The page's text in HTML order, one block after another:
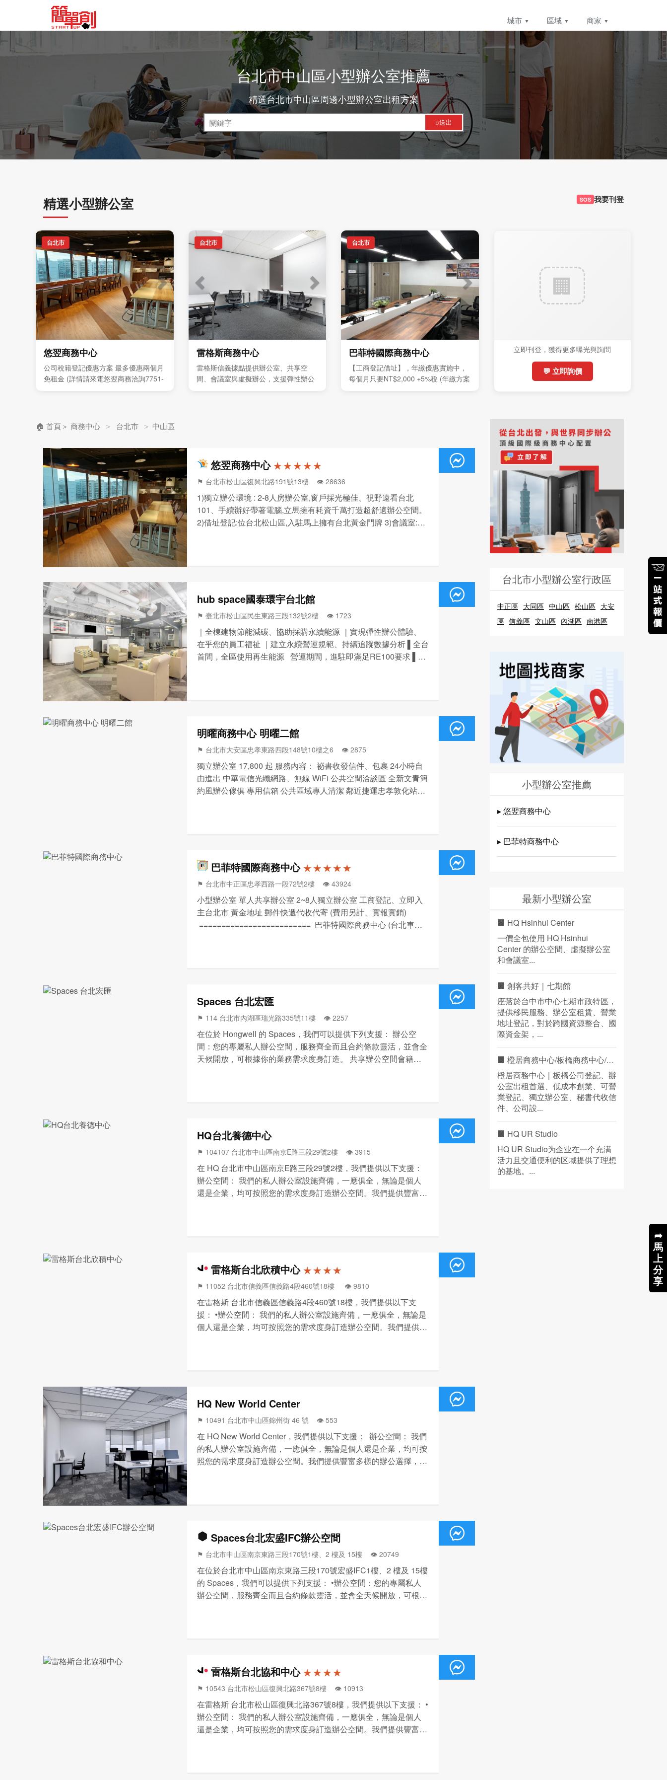
城市 區域 商家
➦
馬
上
分
享
台北市中山區小型辦公室推薦
精選台北市中山區周邊小型辦公室出租方案
⌕送出
精選小型辦公室 SOS 我要刊登
台北市
悠翌商務中心
公司稅籍登記優惠方案 最多優惠兩個月
免租金 (詳情請來電悠翌商務洽詢7751-
台北市
雷格斯商務中心
雷格斯信義據點提供辦公室、共享空
間、會議室與虛擬辦公，支援彈性辦公
台北市
巴菲特國際商務中心
【工商登記借址】，年繳優惠實施中，
每個月只要NT$2,000 +5%稅 (年繳方案
立即刊登，獲得更多曝光與詢問
💬 立即詢價
🏠 首頁＞ 商務中心 ＞ 台北市 ＞ 中山區
悠翌商務中心 ★ ★ ★ ★ ★
⚑ 台北市松山區復興北路191號13樓 👁️‍ 28636
1)獨立辦公環境 : 2-8人房辦公室,窗戶採光極佳、視野遠看台北
101、手續辦好帶著電腦,立馬擁有耗資千萬打造超舒適辦公空間。
2)借址登記:位台北松山區,入駐馬上擁有台北黃金門牌 3)會議室:多
hub space國泰環宇台北館
⚑ 臺北市松山區民生東路三段132號2樓 👁️‍ 1723
｜全棟建物節能減碳、協助採購永續能源 ｜實現彈性辦公體驗、
在乎您的員工福祉 ｜建立永續營運規範、持續追蹤數據分析 ▌全台
首間，全區使用再生能源 營運期間，進駐即滿足RE100要求 ▌健
明曜商務中心 明曜二館
⚑ 台北市大安區忠孝東路四段148號10樓之6 👁️‍ 2875
獨立辦公室 17,800 起 服務內容： 祕書收發信件、包裹 24小時自
由進出 中華電信光纖網路、無線 WiFi 公共空間洽談區 全新文青簡
約風辦公傢俱 專用信箱 公共區域專人清潔 鄰近捷運忠孝敦化站5
巴菲特國際商務中心 ★ ★ ★ ★ ★
⚑ 台北市中正區忠孝西路一段72號2樓 👁️‍ 43924
小型辦公室 單人共享辦公室 2~8人獨立辦公室 工商登記、立即入
主台北市 黃金地址 郵件快遞代收代寄 (費用另計、實報實銷)
========================= 巴菲特國際商務中心 (台北車站
Spaces 台北宏匯
⚑ 114 台北市內湖區瑞光路335號11樓 👁️‍ 2257
在位於 Hongwell 的 Spaces，我們可以提供下列支援： 辦公空
間：您的專屬私人辦公空間，服務齊全而且合約條款靈活，並會全
天候開放，可根據你的業務需求度身訂造。 共享辦公空間會籍：
HQ台北養德中心
⚑ 104107 台北市中山區南京E路三段29號2樓 👁️‍ 3915
在 HQ 台北市中山區南京E路三段29號2樓，我們提供以下支援：
辦公空間： 我們的私人辦公室設施齊備，一應俱全，無論是個人
還是企業，均可按照您的需求度身訂造辦公空間。我們提供豐富多
雷格斯台北欣積中心 ★ ★ ★ ★
⚑ 11052 台北市信義區信義路4段460號18樓 👁️‍ 9810
在雷格斯 台北市信義區信義路4段460號18樓，我們提供以下支
援： •辦公空間： 我們的私人辦公室設施齊備，一應俱全，無論是
個人還是企業，均可按照您的需求度身訂造辦公空間。我們提供豐
HQ New World Center
⚑ 10491 台北市中山區錦州街 46 號 👁️‍ 553
在 HQ New World Center，我們提供以下支援： 辦公空間： 我們
的私人辦公室設施齊備，一應俱全，無論是個人還是企業，均可按
照您的需求度身訂造辦公空間。我們提供豐富多樣的辦公選擇，包
Spaces台北宏盛IFC辦公空間
⚑ 台北市中山區南京東路三段170號1樓、2 樓及 15樓 👁️‍ 20749
在位於台北市中山區南京東路三段170號宏盛IFC1樓、2 樓及 15樓
的 Spaces，我們可以提供下列支援： •辦公空間：您的專屬私人
辦公空間，服務齊全而且合約條款靈活，並會全天候開放，可根據
雷格斯台北協和中心 ★ ★ ★ ★
⚑ 10543 台北市松山區復興北路367號8樓 👁️‍ 10913
在雷格斯 台北市松山區復興北路367號8樓，我們提供以下支援： •
辦公空間： 我們的私人辦公室設施齊備，一應俱全，無論是個人
還是企業，均可按照您的需求度身訂造辦公空間。我們提供豐富多
台北市小型辦公室行政區
中正區 大同區 中山區 松山區 大安
區 信義區 文山區 內湖區 南港區
小型辦公室推薦
▸ 悠翌商務中心
▸ 巴菲特商務中心
最新小型辦公室
🏢 HQ Hsinhui Center
一價全包使用 HQ Hsinhui
Center 的辦公空間、虛擬辦公室
和會議室...
🏢 創客共好｜七期館
座落於台中市中心七期市政特區，
提供移民服務、辦公室租賃、營業
地址登記，對於跨國資源整合、國
際資金架，...
🏢 橙居商務中心/板橋商務中心/營業登記
橙居商務中心｜板橋公司登記、辦
公室出租首選、低成本創業、可營
業登記、獨立辦公室、秘書代收信
件、公司設...
🏢 HQ UR Studio
HQ UR Studio为企业在一个充满
活力且交通便利的区域提供了理想
的基地。...